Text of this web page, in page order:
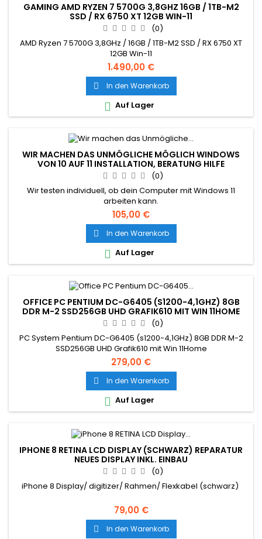
GAMING AMD RYZEN 7 5700G 3,8GHZ 16GB / 1TB-M2
SSD / RX 6750 XT 12GB WIN-11
(0)
AMD Ryzen 7 5700G 3,8GHz / 16GB / 1TB-M2 SSD / RX 6750 XT
12GB Win-11
1.490,00 €
 In den Warenkorb
 Auf Lager
WIR MACHEN DAS UNMÖGLICHE MÖGLICH WINDOWS
VON 10 AUF 11 INSTALLATION, BERATUNG HILFE
(0)
Wir testen individuell, ob dein Computer mit Windows 11
arbeiten kann.
105,00 €
 In den Warenkorb
 Auf Lager
OFFICE PC PENTIUM DC-G6405 (S1200-4,1GHZ) 8GB
DDR M-2 SSD256GB UHD GRAFIK610 MIT WIN 11HOME
(0)
PC System Pentium DC-G6405 (s1200-4,1GHz) 8GB DDR M-2
SSD256GB UHD Grafik610 mit Win 11Home
279,00 €
 In den Warenkorb
 Auf Lager
IPHONE 8 RETINA LCD DISPLAY (SCHWARZ) REPARATUR
NEUES DISPLAY INKL. EINBAU
(0)
iPhone 8 Display/ digitizer/ Rahmen/ Flexkabel (schwarz)
79,00 €
 In den Warenkorb